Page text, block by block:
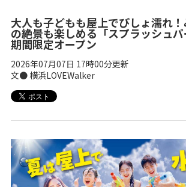
大人も子どもも屋上でびしょ濡れ
の絶景も楽しめる「スプラッシュ
期間限定オープン
2026年07月07日 17時00分更新
文● 横浜LOVEWalker